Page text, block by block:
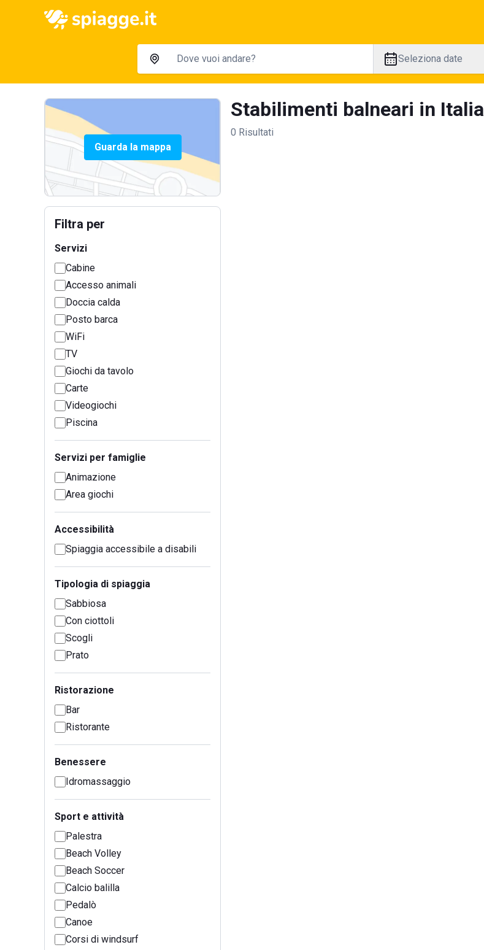
Seleziona date
Guarda la mappa
Filtra per
Servizi
Cabine
Accesso animali
Doccia calda
Posto barca
WiFi
TV
Giochi da tavolo
Carte
Videogiochi
Piscina
Servizi per famiglie
Animazione
Area giochi
Accessibilità
Spiaggia accessibile a disabili
Tipologia di spiaggia
Sabbiosa
Con ciottoli
Scogli
Prato
Ristorazione
Bar
Ristorante
Benessere
Idromassaggio
Sport e attività
Palestra
Beach Volley
Beach Soccer
Calcio balilla
Pedalò
Canoe
Corsi di windsurf
Stabilimenti balneari in Italia
0 Risultati